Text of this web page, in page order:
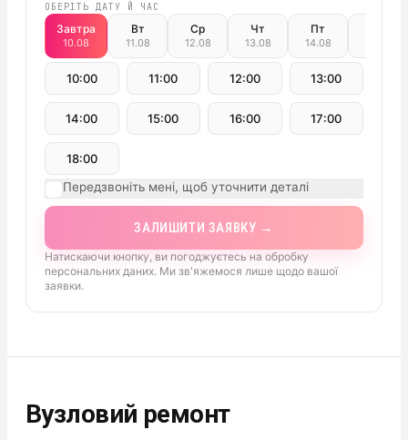
ОБЕРІТЬ ДАТУ Й ЧАС
Завтра
10.08
Вт
11.08
Ср
12.08
Чт
13.08
Пт
14.08
10:00 11:00 12:00 13:00
14:00 15:00 16:00 17:00
18:00
Передзвоніть мені, щоб уточнити деталі
ЗАЛИШИТИ ЗАЯВКУ →
Натискаючи кнопку, ви погоджуєтесь на обробку
персональних даних. Ми зв'яжемося лише щодо вашої
заявки.
Вузловий ремонт